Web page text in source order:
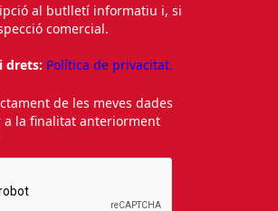
al butlletí informatiu i, si
comercial.
drets: Política de privacitat.
de les meves dades
a la finalitat anteriorment